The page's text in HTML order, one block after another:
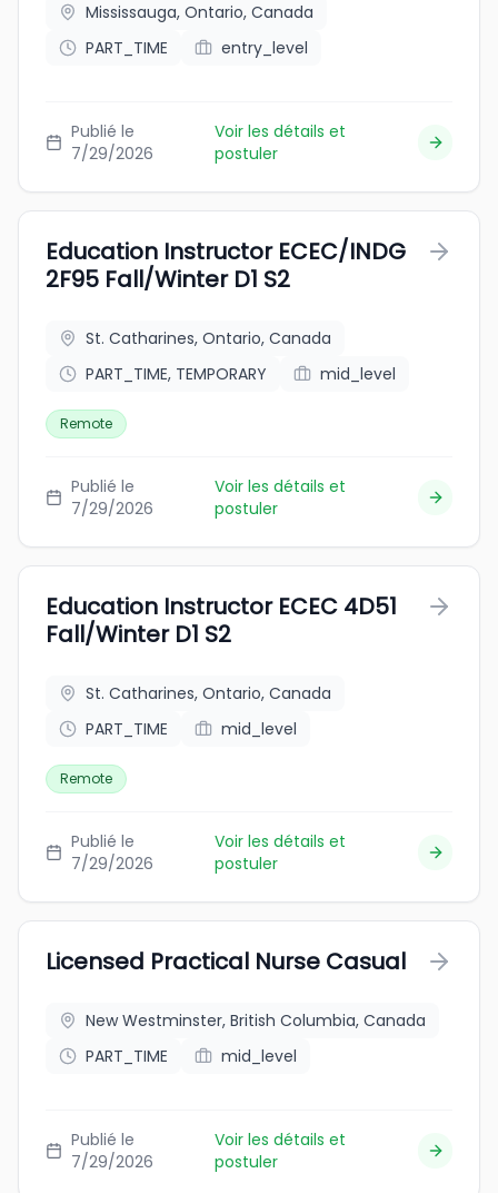
Mississauga, Ontario, Canada
PART_TIME
entry_level
Publié le
7/29/2026
Voir les détails et
postuler
Education Instructor ECEC/INDG
2F95 Fall/Winter D1 S2
St. Catharines, Ontario, Canada
PART_TIME, TEMPORARY
mid_level
Remote
Publié le
7/29/2026
Voir les détails et
postuler
Education Instructor ECEC 4D51
Fall/Winter D1 S2
St. Catharines, Ontario, Canada
PART_TIME
mid_level
Remote
Publié le
7/29/2026
Voir les détails et
postuler
Licensed Practical Nurse Casual
New Westminster, British Columbia, Canada
PART_TIME
mid_level
Publié le
7/29/2026
Voir les détails et
postuler